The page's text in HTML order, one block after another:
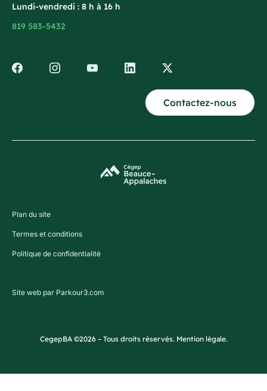
Lundi-vendredi : 8 h à 16 h
819 583-5432
Contactez-nous
Plan du site
Termes et conditions
Politique de confidentialité
Site web par Parkour3.com
CegepBA ©2026 – Tous droits réservés. Mention légale.